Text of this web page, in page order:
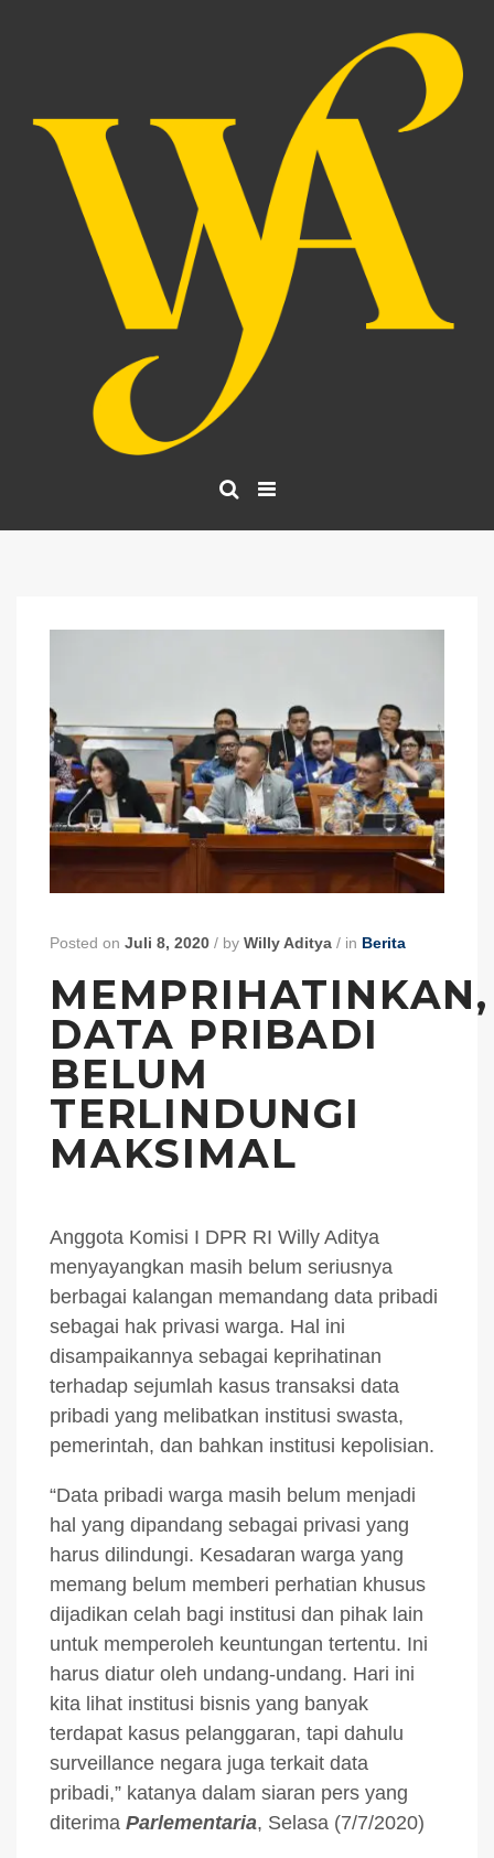
Posted on Juli 8, 2020 / by Willy Aditya / in Berita
MEMPRIHATINKAN,
DATA PRIBADI
BELUM
TERLINDUNGI
MAKSIMAL
Anggota Komisi I DPR RI Willy Aditya
menyayangkan masih belum seriusnya
berbagai kalangan memandang data pribadi
sebagai hak privasi warga. Hal ini
disampaikannya sebagai keprihatinan
terhadap sejumlah kasus transaksi data
pribadi yang melibatkan institusi swasta,
pemerintah, dan bahkan institusi kepolisian.
“Data pribadi warga masih belum menjadi
hal yang dipandang sebagai privasi yang
harus dilindungi. Kesadaran warga yang
memang belum memberi perhatian khusus
dijadikan celah bagi institusi dan pihak lain
untuk memperoleh keuntungan tertentu. Ini
harus diatur oleh undang-undang. Hari ini
kita lihat institusi bisnis yang banyak
terdapat kasus pelanggaran, tapi dahulu
surveillance negara juga terkait data
pribadi,” katanya dalam siaran pers yang
diterima Parlementaria, Selasa (7/7/2020)